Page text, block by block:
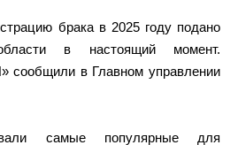
брака в 2025 году подано
в настоящий момент.
в Главном управлении
самые популярные для